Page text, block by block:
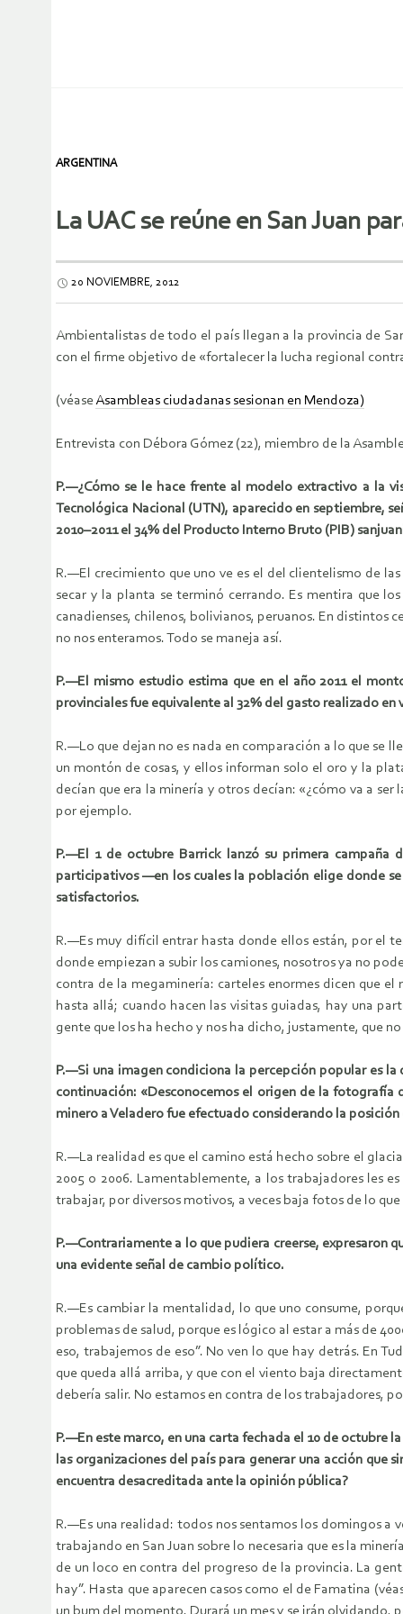
ARGENTINA
La UAC se reúne en San Juan
20 NOVIEMBRE, 2012
Ambientalistas de todo el país llegan a la provincia de
con el firme objetivo de «fortalecer la lucha regional
(véaseAsambleas ciudadanas sesionan en Mendoza)
Entrevista con Débora Gómez (22), miembro de la
P.—¿Cómo se le hace frente al modelo extractivo a la
Tecnológica Nacional (UTN), aparecido en septiembre,
2010–2011 el 34% del Producto Interno Bruto (PIB)
R.—El crecimiento que uno ve es el del clientelismo de
secar y la planta se terminó cerrando. Es mentira que
canadienses, chilenos, bolivianos, peruanos. En distintos
no nos enteramos. Todo se maneja así.
P.—El mismo estudio estima que en el año 2011 el
provinciales fue equivalente al 32% del gasto realizado
R.—Lo que dejan no es nada en comparación a lo que se
un montón de cosas, y ellos informan solo el oro y la
decían que era la minería y otros decían: «¿cómo va a
por ejemplo.
P.—El 1 de octubre Barrick lanzó su primera campaña
participativos —en los cuales la población elige donde
satisfactorios.
R.—Es muy difícil entrar hasta donde ellos están, por el
donde empiezan a subir los camiones, nosotros ya no
contra de la megaminería: carteles enormes dicen que
hasta allá; cuando hacen las visitas guiadas, hay una
gente que los ha hecho y nos ha dicho, justamente, que
P.—Si una imagen condiciona la percepción popular es
continuación: «Desconocemos el origen de la fotografía
minero a Veladero fue efectuado considerando la
R.—La realidad es que el camino está hecho sobre el
2005 o 2006. Lamentablemente, a los trabajadores les
trabajar, por diversos motivos, a veces baja fotos de lo
P.—Contrariamente a lo que pudiera creerse, expresaron
una evidente señal de cambio político.
R.—Es cambiar la mentalidad, lo que uno consume,
problemas de salud, porque es lógico al estar a más de
eso, trabajemos de eso”. No ven lo que hay detrás. En
que queda allá arriba, y que con el viento baja
debería salir. No estamos en contra de los trabajadores,
P.—En este marco, en una carta fechada el 10 de octubre
las organizaciones del país para generar una acción que
encuentra desacreditada ante la opinión pública?
R.—Es una realidad: todos nos sentamos los domingos a
trabajando en San Juan sobre lo necesaria que es la
de un loco en contra del progreso de la provincia. La
hay”. Hasta que aparecen casos como el de Famatina